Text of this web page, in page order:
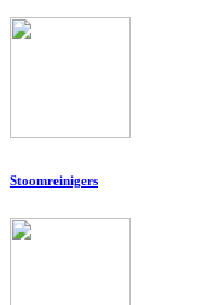
Stoomreinigers